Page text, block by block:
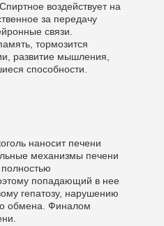
воздействует на
за передачу
связи.
тормозится
развитие мышления,
способности.
наносит печени
механизмы печени
попадающий в нее
гепатозу, нарушению
обмена. Финалом